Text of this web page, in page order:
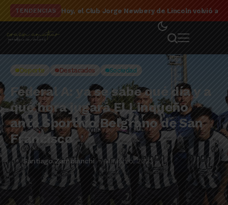
TENDENCIAS El detalle de la campaña de El Linqueño en el
Deporte Destacados Sociedad
Federal A: ya se sabe qué día y a
qué hora jugará El Linqueño
ante Sportivo Belgrano de San
Francisco
Santiago Zambianchi 14 Marzo, 2023